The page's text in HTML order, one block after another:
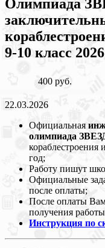
Олимпиада
9-10 класс
400 руб.
22.03.2026
Официальная
олимпиада
кораблестроения
год;
Работу пишут
Официальные
после оплаты;
После оплаты
получения
Инструкция по